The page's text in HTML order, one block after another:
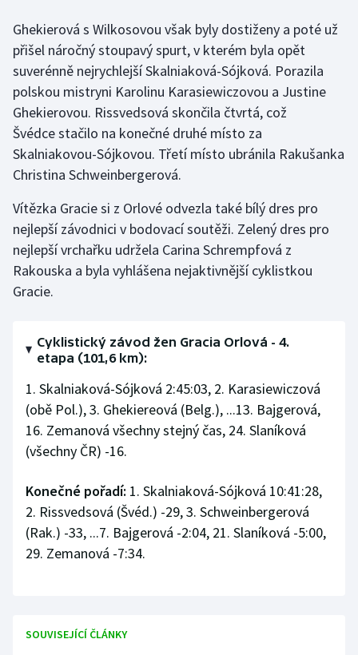
Triatlon
Veslování
Vodní slalom
Ostatní
Ghekierová s Wilkosovou však byly dostiženy a poté už
přišel náročný stoupavý spurt, v kterém byla opět
suverénně nejrychlejší Skalniaková-Sójková. Porazila
polskou mistryni Karolinu Karasiewiczovou a Justine
Ghekierovou. Rissvedsová skončila čtvrtá, což
Švédce stačilo na konečné druhé místo za
Skalniakovou-Sójkovou. Třetí místo ubránila Rakušanka
Christina Schweinbergerová.
Vítězka Gracie si z Orlové odvezla také bílý dres pro
nejlepší závodnici v bodovací soutěži. Zelený dres pro
nejlepší vrchařku udržela Carina Schrempfová z
Rakouska a byla vyhlášena nejaktivnější cyklistkou
Gracie.
Cyklistický závod žen Gracia Orlová - 4.
etapa (101,6 km):
1. Skalniaková-Sójková 2:45:03, 2. Karasiewiczová
(obě Pol.), 3. Ghekiereová (Belg.), ...13. Bajgerová,
16. Zemanová všechny stejný čas, 24. Slaníková
(všechny ČR) -16.
Konečné pořadí: 1. Skalniaková-Sójková 10:41:28,
2. Rissvedsová (Švéd.) -29, 3. Schweinbergerová
(Rak.) -33, ...7. Bajgerová -2:04, 21. Slaníková -5:00,
29. Zemanová -7:34.
SOUVISEJÍCÍ ČLÁNKY